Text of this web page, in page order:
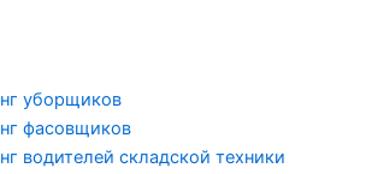
уборщиков
фасовщиков
водителей складской техники